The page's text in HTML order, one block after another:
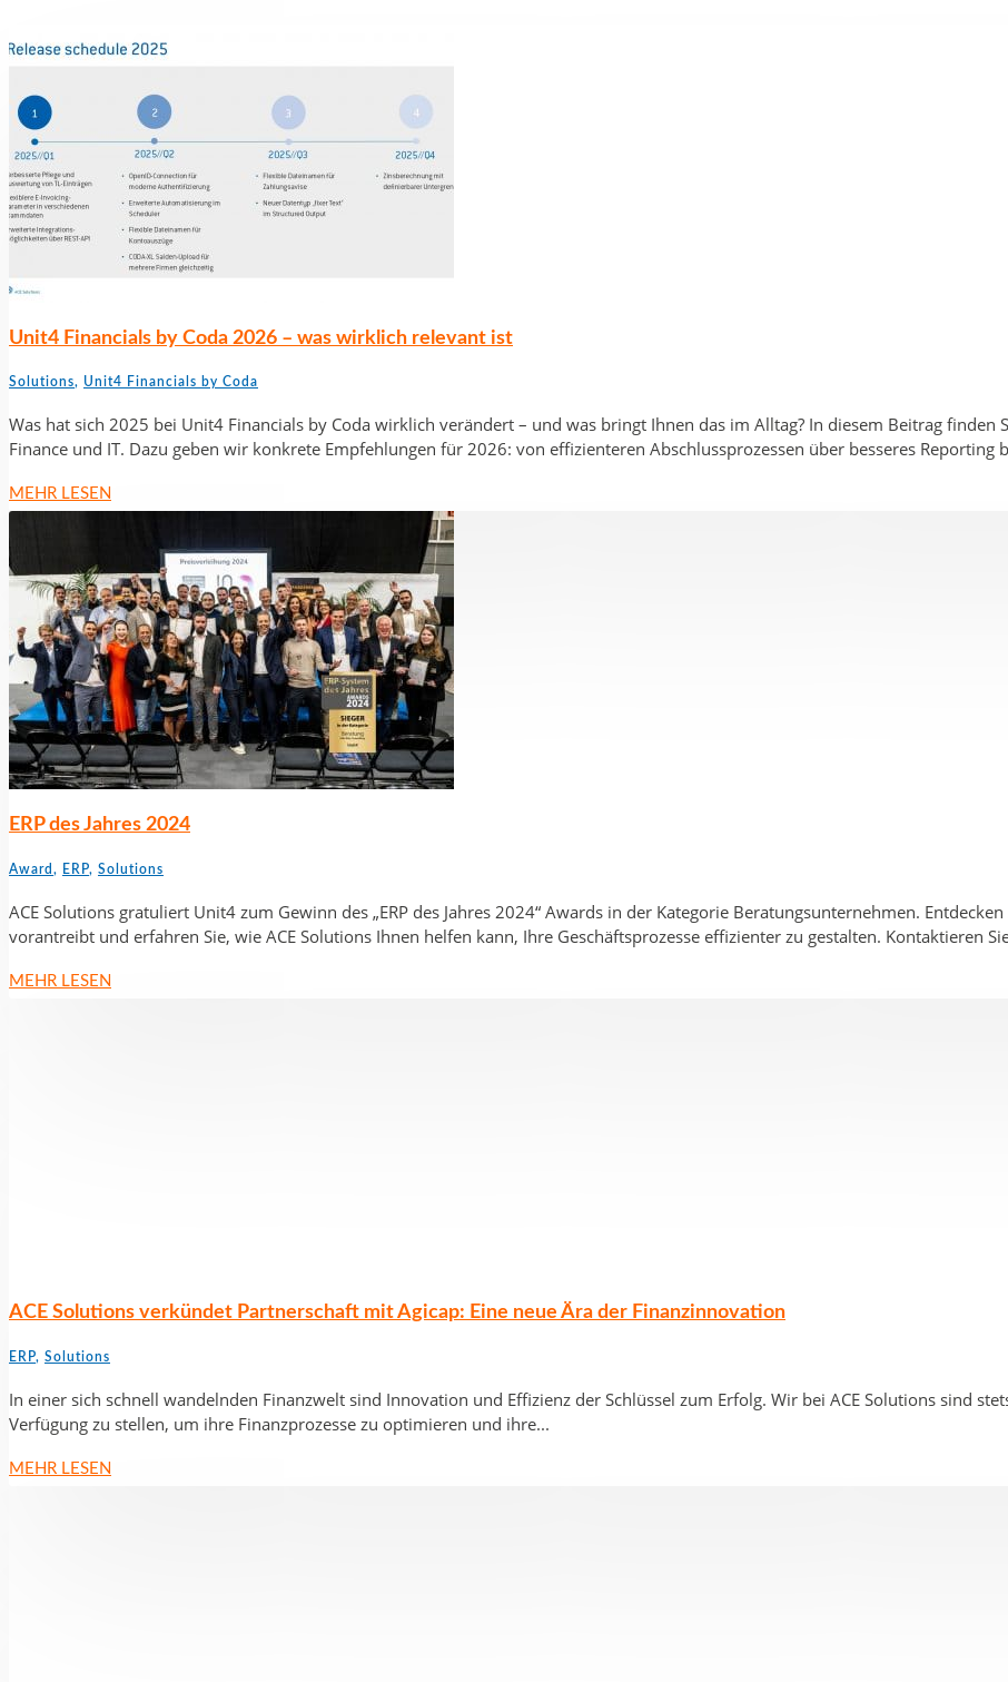
Unit4 Financials by Coda 2026 – was wirklich relevant ist
Solutions, Unit4 Financials by Coda
Was hat sich 2025 bei Unit4 Financials by Coda wirklich verändert – und was bringt Ihnen das im Alltag? In diesem Beitrag
Finance und IT. Dazu geben wir konkrete Empfehlungen für 2026: von effizienteren Abschlussprozessen über besseres
MEHR LESEN
ERP des Jahres 2024
Award , ERP, Solutions
ACE Solutions gratuliert Unit4 zum Gewinn des „ERP des Jahres 2024“ Awards in der Kategorie Beratungsunternehmen.
vorantreibt und erfahren Sie, wie ACE Solutions Ihnen helfen kann, Ihre Geschäftsprozesse effizienter zu gestalten. Kontaktieren
MEHR LESEN
ACE Solutions verkündet Partnerschaft mit Agicap: Eine neue Ära der Finanzinnovation
ERP, Solutions
In einer sich schnell wandelnden Finanzwelt sind Innovation und Effizienz der Schlüssel zum Erfolg. Wir bei ACE Solutions sind
Verfügung zu stellen, um ihre Finanzprozesse zu optimieren und ihre...
MEHR LESEN